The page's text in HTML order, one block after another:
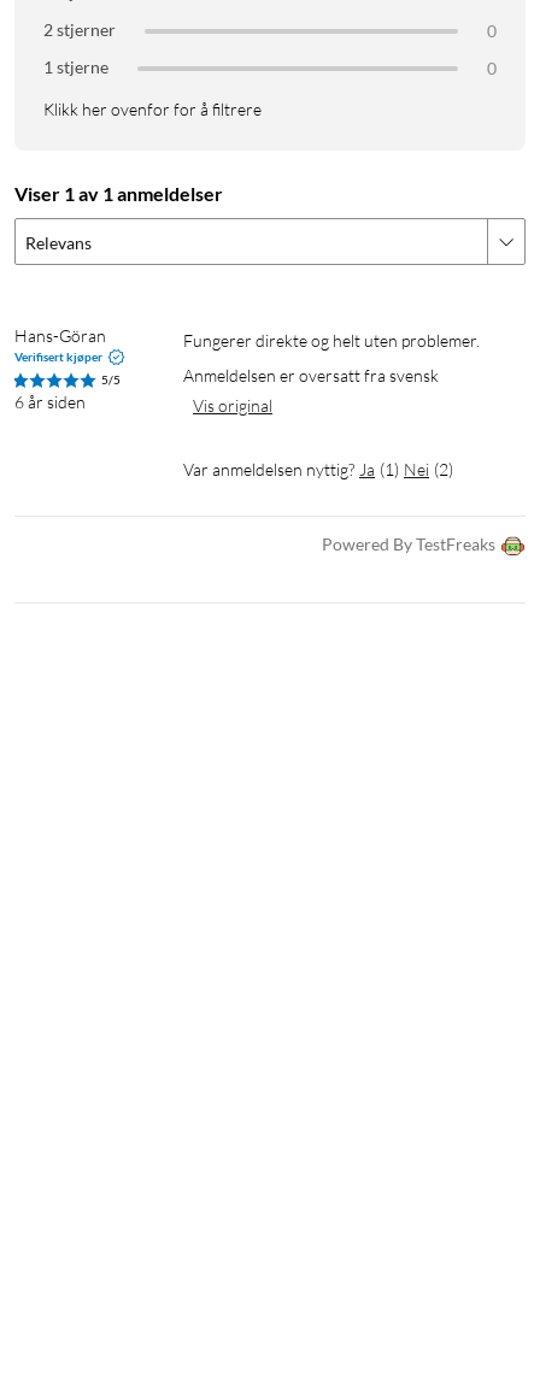
2 stjerner
0
1 stjerne
0
Klikk her ovenfor for å filtrere
Viser 1 av 1 anmeldelser
Relevans
Hans-Göran
Verifisert kjøper
5/5
6 år siden
Fungerer direkte og helt uten problemer.
Anmeldelsen er oversatt fra svensk
Vis original
Var anmeldelsen nyttig? Ja (1) Nei (2)
Powered By TestFreaks